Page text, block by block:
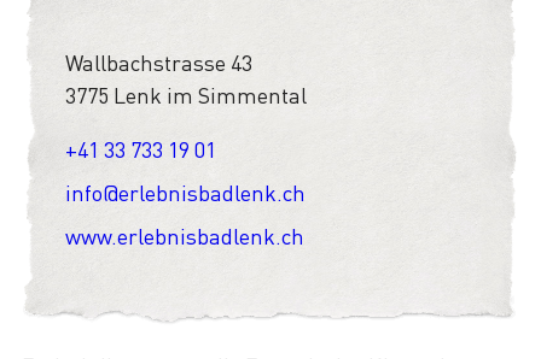
Wallbachstrasse 43
3775 Lenk im Simmental
+41 33 733 19 01
info@erlebnisbadlenk.ch
www.erlebnisbadlenk.ch